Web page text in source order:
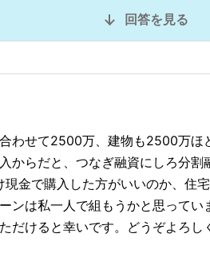
回答を見る
わせて2500万、建物も2500万
からだと、つなぎ融資にしろ分
金で購入した方がいいのか、住
ンは私一人で組もうかと思って
だけると幸いです。どうぞよろし